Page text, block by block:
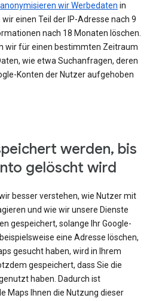
anonymisieren wir Werbedaten in
einen Teil der IP-Adresse nach 9
nach 18 Monaten löschen.
wir für einen bestimmten Zeitraum
wie etwa Suchanfragen, deren
Konten der Nutzer aufgehoben
werden, bis
gelöscht wird
besser verstehen, wie Nutzer mit
und wie wir unsere Dienste
gespeichert, solange Ihr Google-
eine Adresse löschen,
gesucht haben, wird in Ihrem
gespeichert, dass Sie die
haben. Dadurch ist
Maps Ihnen die Nutzung dieser